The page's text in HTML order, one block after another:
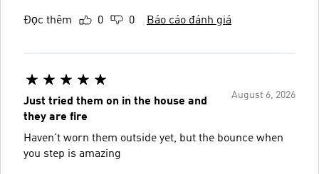
Đọc thêm 0 0 Báo cáo đánh giá
August 6, 2026
Just tried them on in the house and
they are fire
Haven't worn them outside yet, but the bounce when
you step is amazing